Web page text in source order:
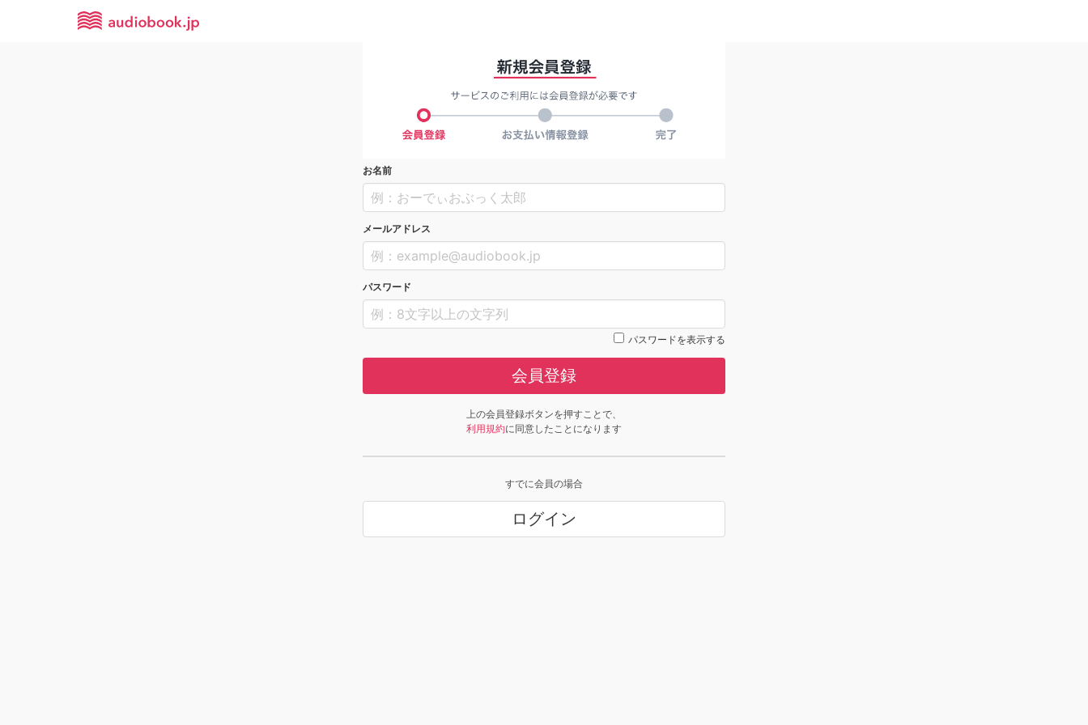
お名前
メールアドレス
パスワード
パスワードを表示する
会員登録
上の会員登録ボタンを押すことで、
利用規約に同意したことになります
すでに会員の場合
ログイン